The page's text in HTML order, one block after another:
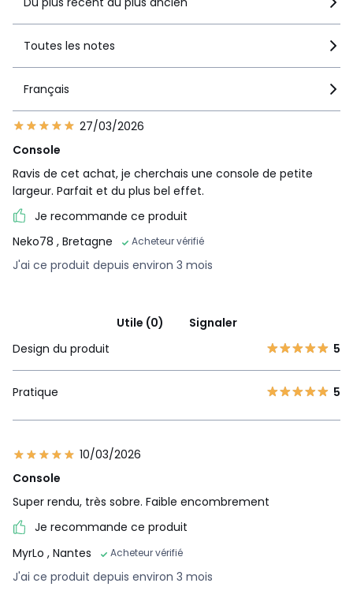
Toutes les notes
Français
27/03/2026
Console
Ravis de cet achat, je cherchais une console de petite
largeur. Parfait et du plus bel effet.
Je recommande ce produit
Neko78 , Bretagne Acheteur vérifié
J'ai ce produit depuis environ 3 mois
Utile (0)
Signaler
Design du produit
5
Pratique 5
10/03/2026
Console
Super rendu, très sobre. Faible encombrement
Je recommande ce produit
MyrLo , Nantes Acheteur vérifié
J'ai ce produit depuis environ 3 mois